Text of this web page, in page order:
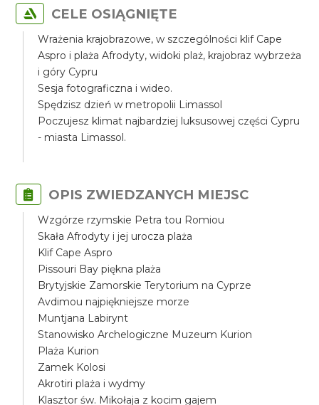
CELE OSIĄGNIĘTE
Wrażenia krajobrazowe, w szczególności klif Cape
Aspro i plaża Afrodyty, widoki plaż, krajobraz wybrzeża
i góry Cypru
Sesja fotograficzna i wideo.
Spędzisz dzień w metropolii Limassol
Poczujesz klimat najbardziej luksusowej części Cypru
- miasta Limassol.
OPIS ZWIEDZANYCH MIEJSC
Wzgórze rzymskie Petra tou Romiou
Skała Afrodyty i jej urocza plaża
Klif Cape Aspro
Pissouri Bay piękna plaża
Brytyjskie Zamorskie Terytorium na Cyprze
Avdimou najpiękniejsze morze
Muntjana Labirynt
Stanowisko Archelogiczne Muzeum Kurion
Plaża Kurion
Zamek Kolosi
Akrotiri plaża i wydmy
Klasztor św. Mikołaja z kocim gajem